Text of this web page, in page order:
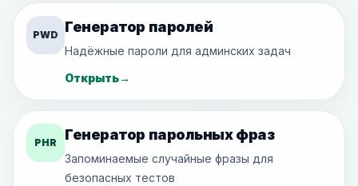
PWD Генератор паролей
Надёжные пароли для админских задач
Открыть→
PHR Генератор парольных фраз
Запоминаемые случайные фразы для
безопасных тестов